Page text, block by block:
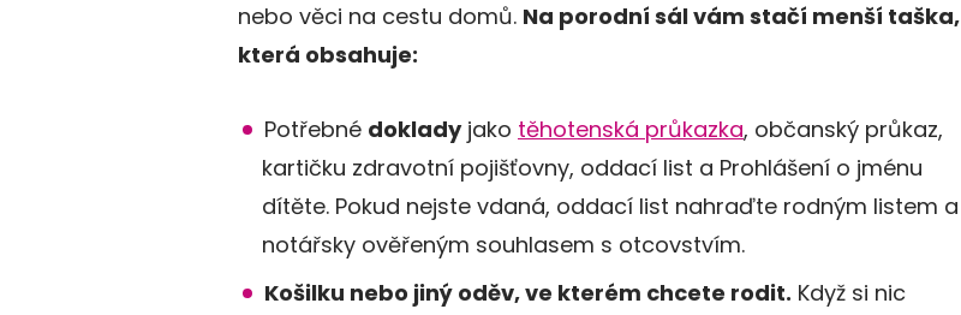
nebo věci na cestu domů. Na porodní sál vám stačí menší taška,
která obsahuje:
Potřebné dokladyjako těhotenská průkazka, občanský průkaz,
kartičku zdravotní pojišťovny, oddací list a Prohlášení o jménu
dítěte. Pokud nejste vdaná, oddací list nahraďte rodným listem a
notářsky ověřeným souhlasem s otcovstvím.
Košilku nebo jiný oděv, ve kterém chcete rodit. Když si nic